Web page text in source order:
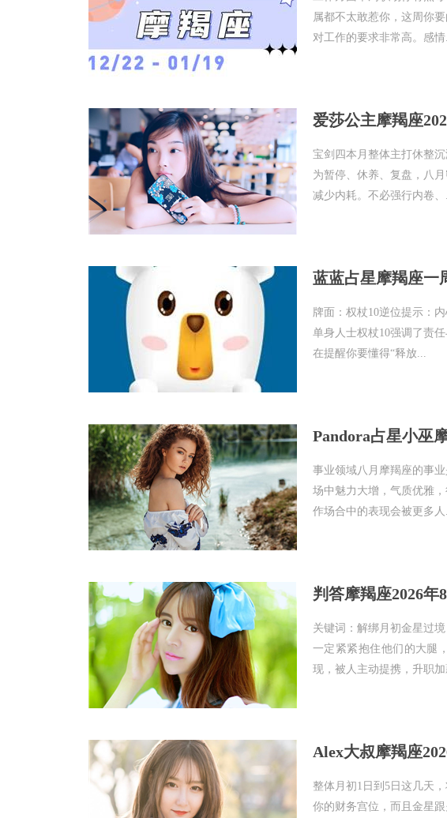
属都不太敢惹你，这周你
对工作的要求非常高。感情
爱莎公主摩羯座
宝剑四本月整体主打休整
为暂停、休养、复盘，八
减少内耗。不必强行内卷、
蓝蓝占星摩羯座一
牌面：权杖10逆位提示：
单身人士权杖10强调了责
在提醒你要懂得“释放...
Pandora占星小巫
事业领域八月摩羯座的事
场中魅力大增，气质优雅
作场合中的表现会被更多人
判答摩羯座2026年
关键词：解绑月初金星过
一定紧紧抱住他们的大腿
现，被人主动提携，升职
Alex大叔摩羯座
整体月初1日到5日这几天
你的财务宫位，而且金星